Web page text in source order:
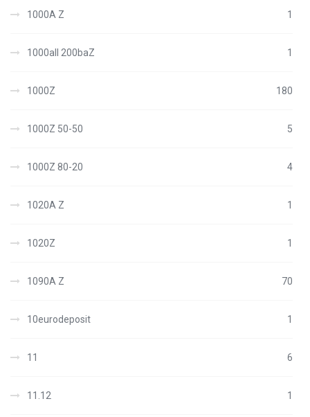
1000A Z 1
1000all 200baZ 1
1000Z 180
1000Z 50-50 5
1000Z 80-20 4
1020A Z 1
1020Z 1
1090A Z 70
10eurodeposit 1
11 6
11.12 1